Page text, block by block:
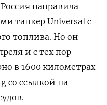
направила
танкер Universal с
топлива. Но он
и с тех пор
в 1600 километрах
со ссылкой на